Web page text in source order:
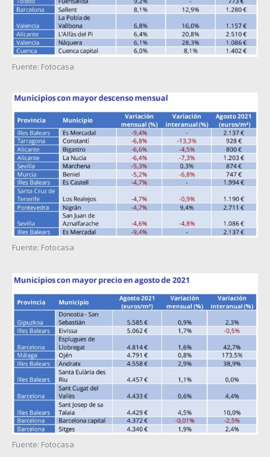
Fuente: Fotocasa
Fuente: Fotocasa
Fuente: Fotocasa